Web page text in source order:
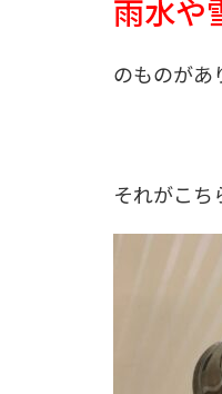
雨水や
のものがあ
それがこち